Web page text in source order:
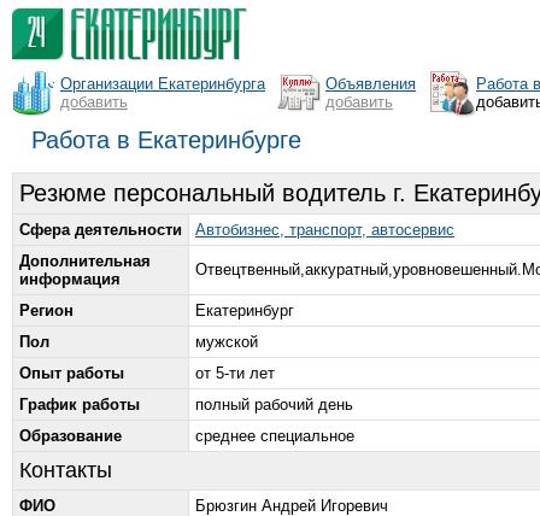
Организации Екатеринбурга
добавить
Объявления
добавить
Работа
Работа в Екатеринбурге
Резюме персональный водитель г.
Сфера деятельности
Автобизнес, транспорт, автосервис
Дополнительная
информация
Регион
Екатеринбург
Пол
мужской
Опыт работы
от 5-ти лет
График работы
полный рабочий день
Образование
среднее специальное
Контакты
ФИО
Брюзгин Андрей Игоревич